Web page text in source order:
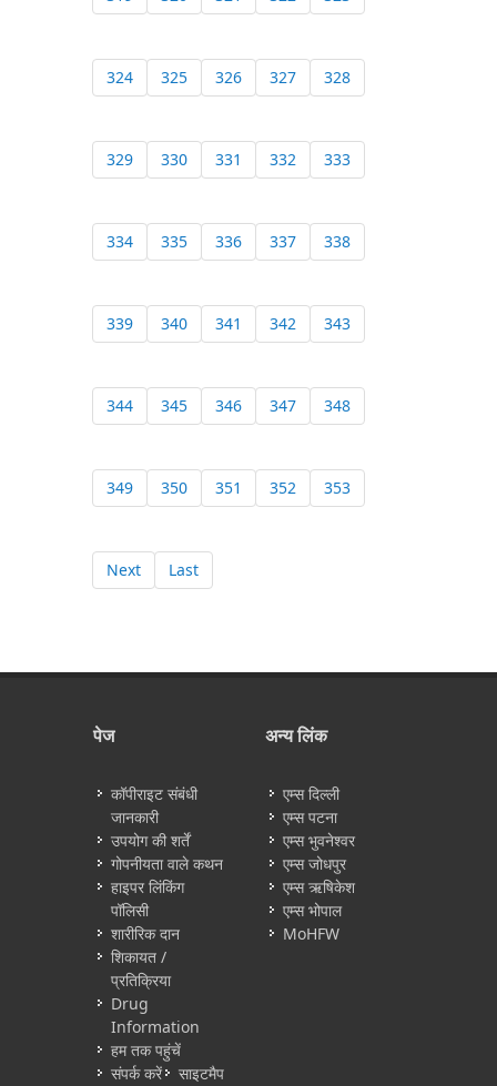
324 325 326 327 328
329 330 331 332 333
334 335 336 337 338
339 340 341 342 343
344 345 346 347 348
349 350 351 352 353
Next Last
पेज
कॉपीराइट संबंधी
जानकारी
उपयोग की शर्तें
गोपनीयता वाले कथन
हाइपर लिंकिंग
पॉलिसी
शारीरिक दान
शिकायत /
प्रतिक्रिया
Drug
Information
हम तक पहुंचें
संपर्क करें
साइटमैप
अन्य लिंक
एम्स दिल्ली
एम्स पटना
एम्स भुवनेश्वर
एम्स जोधपुर
एम्स ऋषिकेश
एम्स भोपाल
MoHFW